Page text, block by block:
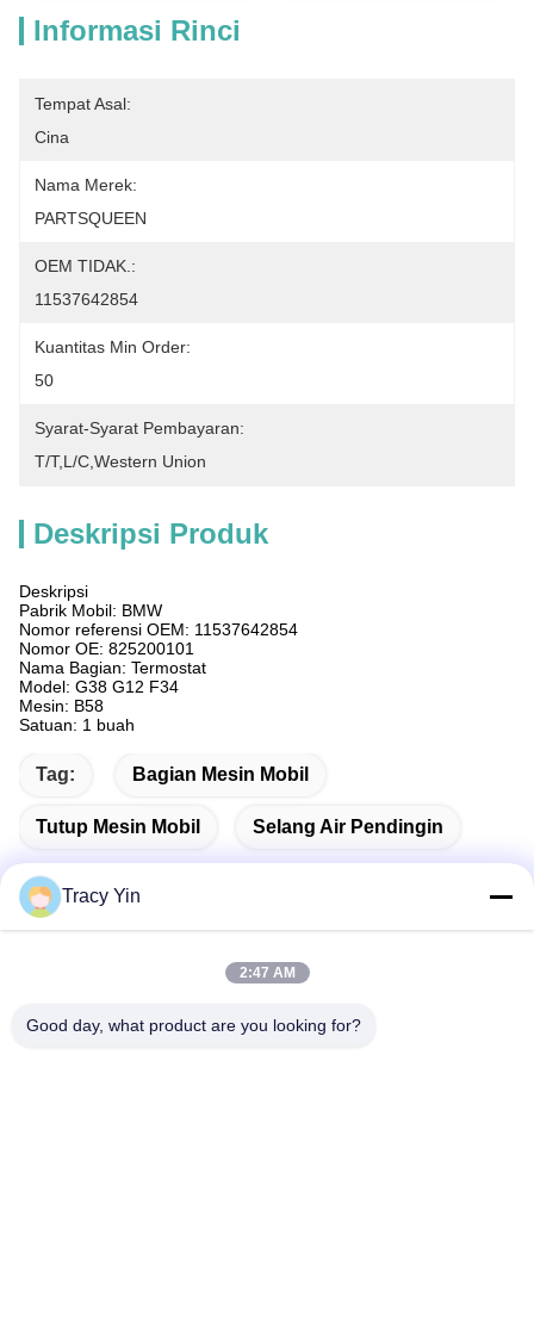
Informasi Rinci
Tempat Asal:
Cina
Nama Merek:
PARTSQUEEN
OEM TIDAK.:
11537642854
Kuantitas Min Order:
50
Syarat-Syarat Pembayaran:
T/T,L/C,Western Union
Deskripsi Produk
Deskripsi
Pabrik Mobil: BMW
Nomor referensi OEM: 11537642854
Nomor OE: 825200101
Nama Bagian: Termostat
Model: G38 G12 F34
Mesin: B58
Satuan: 1 buah
Tag: Bagian Mesin Mobil
Tutup Mesin Mobil Selang Air Pendingin
Alamat
Tracy Yin
2:47 AM
Good day, what product are you looking for?